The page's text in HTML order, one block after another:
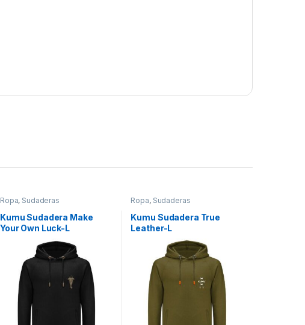
Ropa, Sudaderas
Kumu Sudadera Make
Your Own Luck-L
Ropa, Sudaderas
Kumu Sudadera True
Leather-L